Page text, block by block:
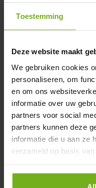
Toestemming
Deze website maakt
We gebruiken cookies
personaliseren, om
en om ons
informatie over uw
partners voor social
partners kunnen deze
informatie die u aan ze
verzameld op basis
Bereidingswijze
Bij het bereiden (zoals
hartige, licht rokerige
smaakmaker in
Bestel nu en
Biologisch:100%
voor dier en natuur
Vers:Geleverd in
Veelzijdig:Een
creaties
biologisch varkensvlees.
voor afhalen in Schimmert